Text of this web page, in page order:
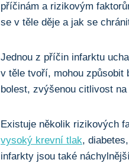
příčinám a rizikovým
se v ⁣těle děje a jak se
Jednou z příčin infarktu
v těle tvoří, mohou⁢ způsobit
bolest, zvýšenou citlivost
Existuje několik rizikových
vysoký krevní‌ tlak,
infarkty jsou⁣ také